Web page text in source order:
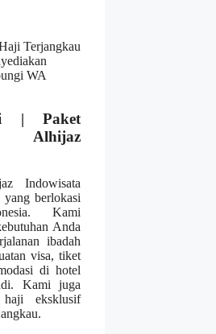
| Paket
Alhijaz
Indowisata
berlokasi
Kami
Anda
ibadah
visa, tiket
di hotel
Kami juga
haji eksklusif